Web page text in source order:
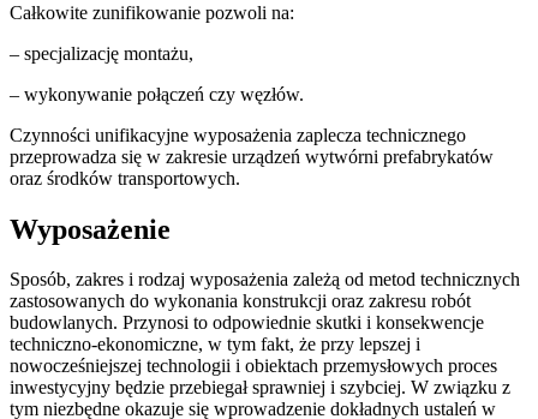
Całkowite zunifikowanie pozwoli na:
– specjalizację montażu,
– wykonywanie połączeń czy węzłów.
Czynności unifikacyjne wyposażenia zaplecza technicznego
przeprowadza się w zakresie urządzeń wytwórni prefabrykatów
oraz środków transportowych.
Wyposażenie
Sposób, zakres i rodzaj wyposażenia zależą od metod technicznych
zastosowanych do wykonania konstrukcji oraz zakresu robót
budowlanych. Przynosi to odpowiednie skutki i konsekwencje
techniczno-ekonomiczne, w tym fakt, że przy lepszej i
nowocześniejszej technologii i obiektach przemysłowych proces
inwestycyjny będzie przebiegał sprawniej i szybciej. W związku z
tym niezbędne okazuje się wprowadzenie dokładnych ustaleń w